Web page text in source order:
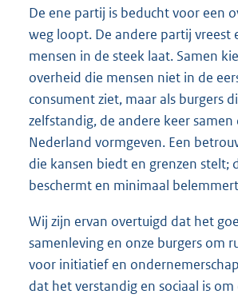
De ene partij is beducht voor een
weg loopt. De andere partij vreest
mensen in de steek laat. Samen
overheid die mensen niet in de
consument ziet, maar als burgers
zelfstandig, de andere keer
Nederland vormgeven. Een
die kansen biedt en grenzen stelt;
beschermt en minimaal
Wij zijn ervan overtuigd dat het
samenleving en onze burgers om
voor initiatief en
dat het verstandig en sociaal is